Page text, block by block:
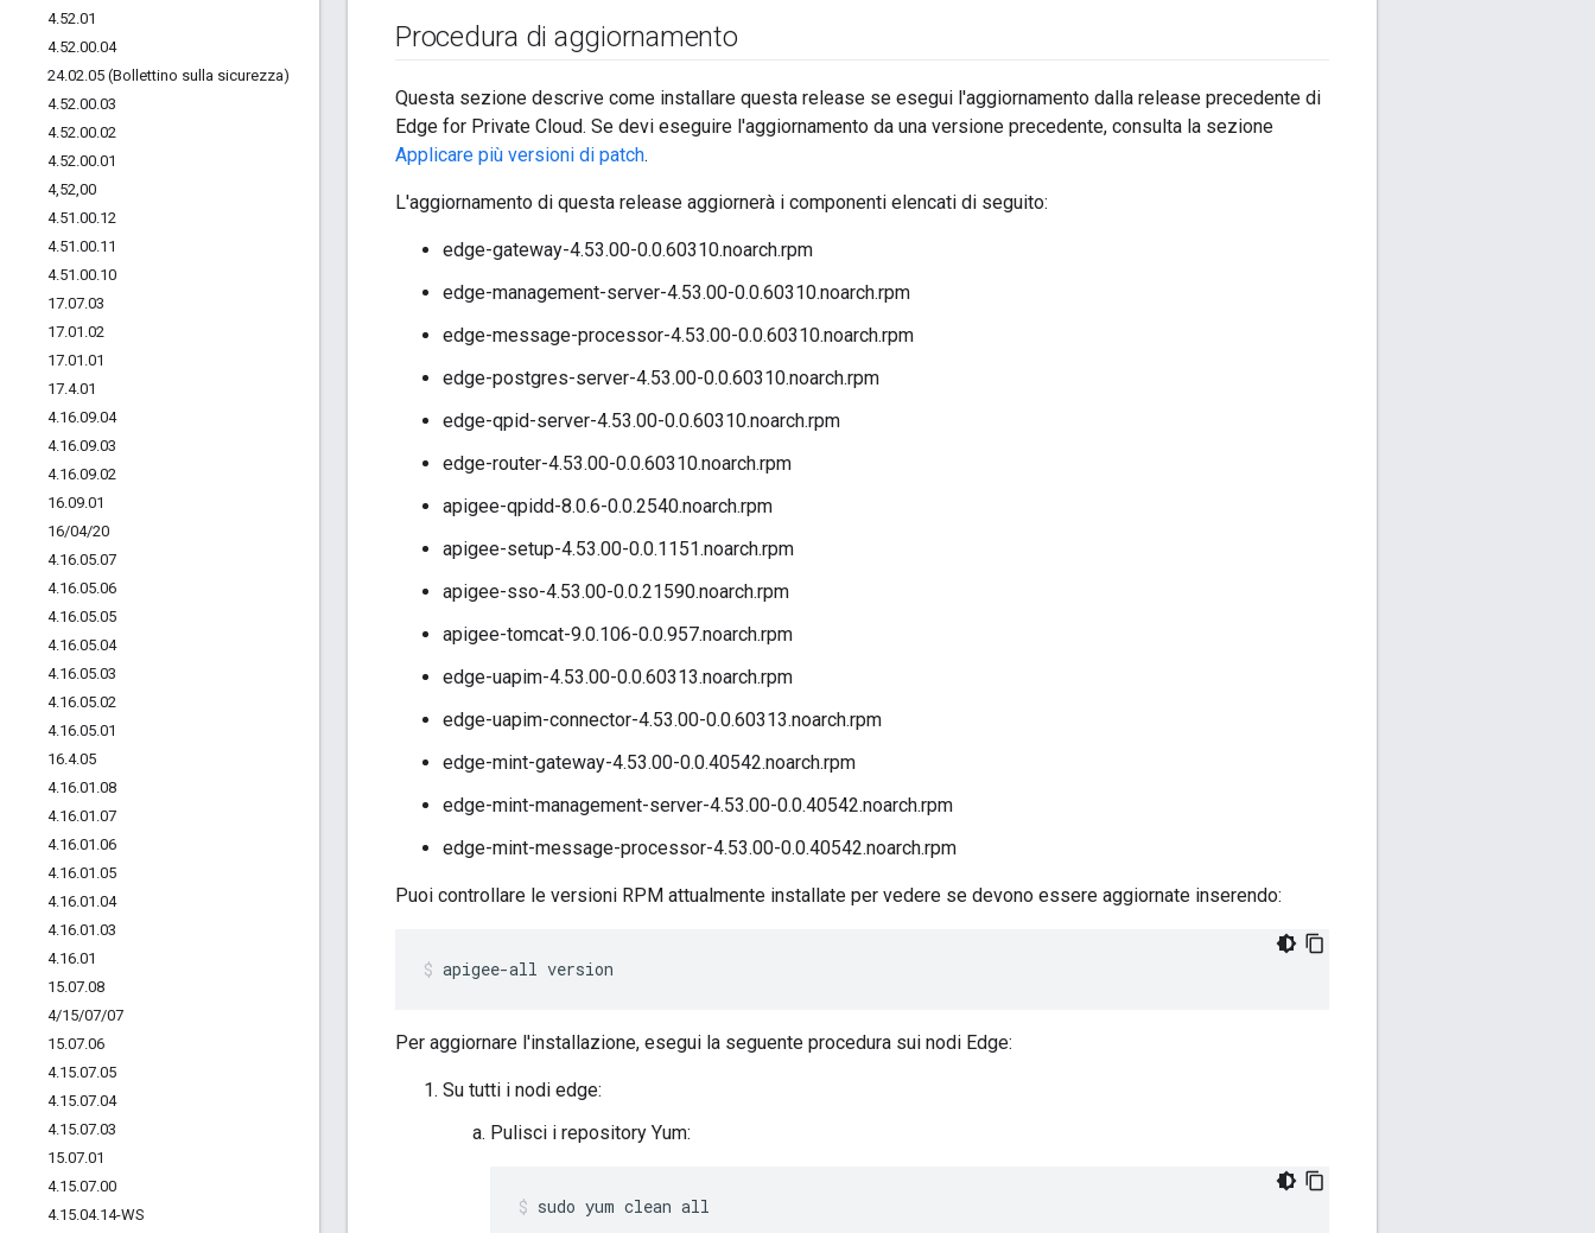
4.52.01
4.52.00.04
24.02.05 (Bollettino sulla sicurezza)
4.52.00.03
4.52.00.02
4.52.00.01
4,52,00
4.51 .00.12
4.51 .00.11
4.51 .00.10
17.07.03
17.01 .02
17.01 .01
17.4.01
4.16.09.04
4.16.09.03
4.16.09.02
16.09.01
16/04/20
4.16.05.07
4.16.05.06
4.16.05.05
4.16.05.04
4.16.05.03
4.16.05.02
4.16.05.01
16.4.05
4.16.01 .08
4.16.01 .07
4.16.01 .06
4.16.01 .05
4.16.01 .04
4.16.01 .03
4.16.01
15.07.08
4/15/07/07
15.07.06
4.15.07.05
4.15.07.04
4.15.07.03
15.07.01
4.15.07.00
4.15.04.14-WS
Procedura di aggiornamento
Questa sezione descrive come installare questa release se esegui l'aggiornamento dalla release precedente di
Edge for Private Cloud. Se devi eseguire l'aggiornamento da una versione precedente, consulta la sezione
Applicare più versioni di patch.
L'aggiornamento di questa release aggiornerà i componenti elencati di seguito:
edge-gateway-4.53.00-0.0.60310.noarch.rpm
edge-management-server-4.53.00-0.0.60310.noarch.rpm
edge-message-processor-4.53.00-0.0.60310.noarch.rpm
edge-postgres-server-4.53.00-0.0.60310.noarch.rpm
edge-qpid-server-4.53.00-0.0.60310.noarch.rpm
edge-router-4.53.00-0.0.60310.noarch.rpm
apigee-qpidd-8.0.6-0.0.2540.noarch.rpm
apigee-setup-4.53.00-0.0.1151.noarch.rpm
apigee-sso-4.53.00-0.0.21590.noarch.rpm
apigee-tomcat-9.0.106-0.0.957.noarch.rpm
edge-uapim-4.53.00-0.0.60313.noarch.rpm
edge-uapim-connector-4.53.00-0.0.60313.noarch.rpm
edge-mint-gateway-4.53.00-0.0.40542.noarch.rpm
edge-mint-management-server-4.53.00-0.0.40542.noarch.rpm
edge-mint-message-processor-4.53.00-0.0.40542.noarch.rpm
Puoi controllare le versioni RPM attualmente installate per vedere se devono essere aggiornate inserendo:
apigee-all version
Per aggiornare l'installazione, esegui la seguente procedura sui nodi Edge:
Su tutti i nodi edge:
Pulisci i repository Yum:
sudo yum clean all